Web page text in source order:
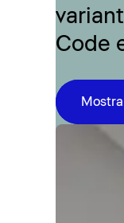
Code